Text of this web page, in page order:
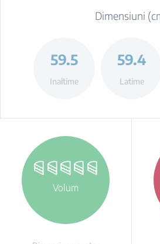
Dimensiuni
59.5
Inaltime
59.4
Latime
Volum